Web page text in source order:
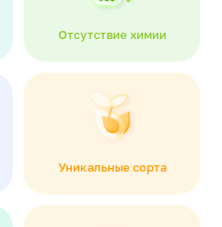
Отсутствие химии
Уникальные сорта